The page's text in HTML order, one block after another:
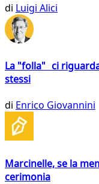
di Luigi Alici
La "folla" ci
stessi
di Enrico Giovannini
Marcinelle, se la
cerimonia